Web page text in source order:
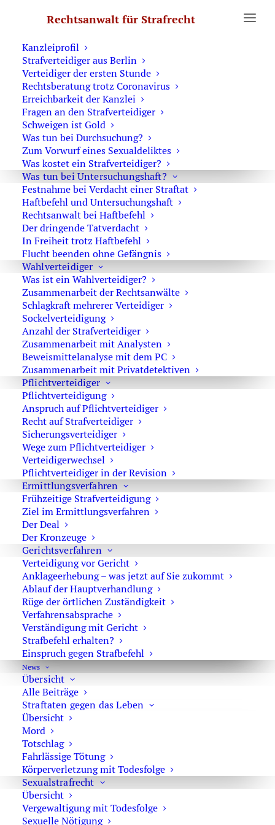
Rechtsanwalt für Strafrecht
Was Sie wissen sollten
Kanzleiprofil
Strafverteidiger aus Berlin
Verteidiger der ersten Stunde
Rechtsberatung trotz Coronavirus
Erreichbarkeit der Kanzlei
Fragen an den Strafverteidiger
Schweigen ist Gold
Was tun bei Durchsuchung?
Zum Vorwurf eines Sexualdeliktes
Was kostet ein Strafverteidiger?
Was tun bei Untersuchungshaft?
Festnahme bei Verdacht einer Straftat
Haftbefehl und Untersuchungshaft
Rechtsanwalt bei Haftbefehl
Der dringende Tatverdacht
In Freiheit trotz Haftbefehl
Flucht beenden ohne Gefängnis
Wahlverteidiger
Was ist ein Wahlverteidiger?
Zusammenarbeit der Rechtsanwälte
Schlagkraft mehrerer Verteidiger
Sockelverteidigung
Anzahl der Strafverteidiger
Zusammenarbeit mit Analysten
Beweismittelanalyse mit dem PC
Zusammenarbeit mit Privatdetektiven
Pflichtverteidiger
Pflichtverteidigung
Anspruch auf Pflichtverteidiger
Recht auf Strafverteidiger
Sicherungsverteidiger
Wege zum Pflichtverteidiger
Verteidigerwechsel
Pflichtverteidiger in der Revision
Ermittlungsverfahren
Frühzeitige Strafverteidigung
Ziel im Ermittlungsverfahren
Der Deal
Der Kronzeuge
Gerichtsverfahren
Verteidigung vor Gericht
Anklageerhebung – was jetzt auf Sie zukommt
Ablauf der Hauptverhandlung
Rüge der örtlichen Zuständigkeit
Verfahrensabsprache
Verständigung mit Gericht
Strafbefehl erhalten?
Einspruch gegen Strafbefehl
News
Übersicht
Alle Beiträge
Straftaten gegen das Leben
Übersicht
Mord
Totschlag
Fahrlässige Tötung
Körperverletzung mit Todesfolge
Sexualstrafrecht
Übersicht
Vergewaltigung mit Todesfolge
Sexuelle Nötigung
Home Posts Tagged "Autorennen"
BGH zum verbotenen
Kraftfahrzeugrennen
Autorennen,Gefährdungsvorsatz,
Verbotenen Kraftfahrzeugrennen
24. Juni 2026
Strafverteidiger-Notruf (z. B. bei
Festnahme oder
Hausdurchsuchungen):
0171 65 43 669
Sie erreichen die Anwaltskanzlei an den
Wochentagen über das Sekretariat.
Die Sekretärinnen sind zur Verschwiegenheit
verpflichtet. Erforderliche Erstinformationen
können Sie ihnen anvertrauen.
Rechtsanwalt Oliver Marson
Adresse: Kurfürstendamm 66, 10707 Berlin
Telefon:+49 30 720 22 970
Fax +49 30 720 22 771
E-Mail: marson@anwaltmarson.de
Hilfe im Notfall
Sie können sich im Notfall rund um die Uhr an uns
wenden. Bitte wählen Sie:0171 65 43 669
Typische Notfälle sind: Festnahme, Anordnung der
Untersuchungshaft oder Hausdurchsuchungen.
Impressum·Datenschutz